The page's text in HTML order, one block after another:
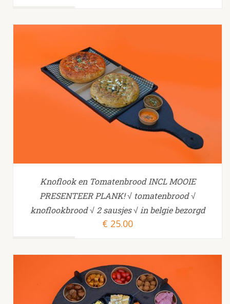
TOEVOEGEN AAN WINKELWAGEN
Knoflook en Tomatenbrood INCL MOOIE
PRESENTEER PLANK! √ tomatenbrood √
knoflookbrood √ 2 sausjes √ in belgie bezorgd
€ 25.00